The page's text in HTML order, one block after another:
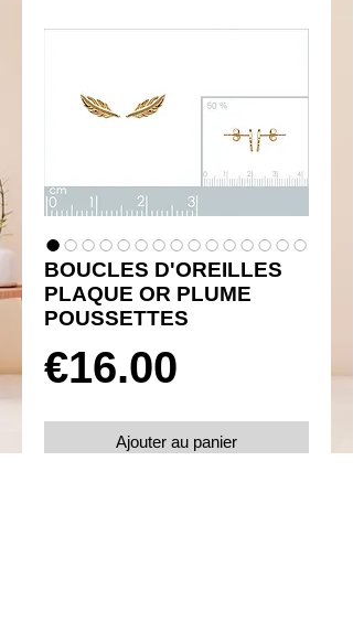
BOUCLES D'OREILLES
PLAQUE OR PLUME
POUSSETTES
€16.00
Ajouter au panier